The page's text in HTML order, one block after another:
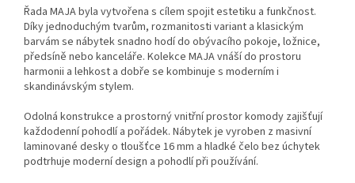
Řada MAJA byla vytvořena s cílem spojit estetiku a funkčnost.
Díky jednoduchým tvarům, rozmanitosti variant a klasickým
barvám se nábytek snadno hodí do obývacího pokoje, ložnice,
předsíně nebo kanceláře. Kolekce MAJA vnáší do prostoru
harmonii a lehkost a dobře se kombinuje s moderním i
skandinávským stylem.
Odolná konstrukce a prostorný vnitřní prostor komody zajišťují
každodenní pohodlí a pořádek. Nábytek je vyroben z masivní
laminované desky o tloušťce 16 mm a hladké čelo bez úchytek
podtrhuje moderní design a pohodlí při používání.